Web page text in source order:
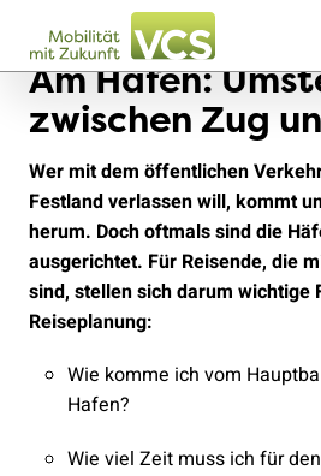
Am Hafen:
zwischen Zug
Wer mit dem öffentlichen
Festland verlassen will, kommt
herum. Doch oftmals sind die
ausgerichtet. Für Reisende, die
sind, stellen sich darum wichtige
Reiseplanung:
Wie komme ich vom
Hafen?
Wie viel Zeit muss ich für